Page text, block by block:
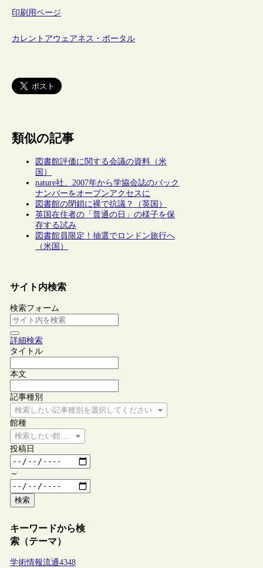
印刷用ページ
カレントアウェアネス・ポータル
類似の記事
図書館評価に関する会議の資料（米
国）
nature社、2007年から学協会誌のバック
ナンバーをオープンアクセスに
図書館の閉鎖に裸で抗議？（英国）
英国在住者の「普通の日」の様子を保
存する試み
図書館員限定！抽選でロンドン旅行へ
（米国）
サイト内検索
検索フォーム
詳細検索
タイトル
本文
記事種別
検索したい記事種別を選択してください
館種
検索したい館種を選択してください
投稿日
～
検索
キーワードから検
索（テーマ）
学術情報流通4348